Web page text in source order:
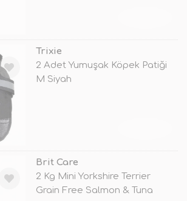
Trixie
2 Adet Yumuşak Köpek Patiği
M Siyah
Brit Care
2 Kg Mini Yorkshire Terrier
Grain Free Salmon & Tuna